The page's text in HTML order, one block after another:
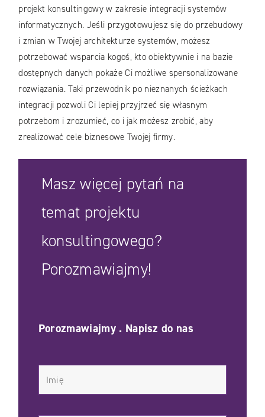
projekt konsultingowy w zakresie integracji systemów
informatycznych. Jeśli przygotowujesz się do przebudowy
i zmian w Twojej architekturze systemów, możesz
potrzebować wsparcia kogoś, kto obiektywnie i na bazie
dostępnych danych pokaże Ci możliwe spersonalizowane
rozwiązania. Taki przewodnik po nieznanych ścieżkach
integracji pozwoli Ci lepiej przyjrzeć się własnym
potrzebom i zrozumieć, co i jak możesz zrobić, aby
zrealizować cele biznesowe Twojej firmy.
Masz więcej pytań na
temat projektu
konsultingowego?
Porozmawiajmy!
Porozmawiajmy . Napisz do nas